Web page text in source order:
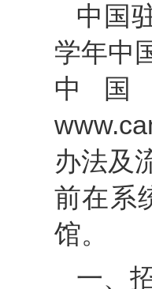
中国
学年中
中国
办法及
前在系
馆。
一、